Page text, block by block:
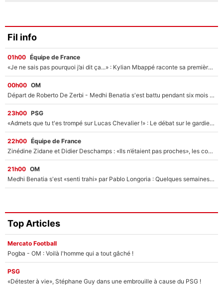
Fil info
01h00 Équipe de France
«Je ne sais pas pourquoi j’ai dit ça...» : Kylian Mbappé raconte sa première rencontre avec Zinédine Zidane (et c’est très drôle)
00h00 OM
Départ de Roberto De Zerbi - Medhi Benatia s'est battu pendant six mois pour le retenir à l'OM, le PSG a été le naufrage de trop : «Je pars avec toi»
23h00 PSG
«Admets que tu t'es trompé sur Lucas Chevalier !» : Le débat sur le gardien du PSG vire au clash à l'After Foot
22h00 Équipe de France
Zinédine Zidane et Didier Deschamps : «Ils n’étaient pas proches», les confidences d’un membre de l’équipe de France 1998 sur leur relation spéciale
21h00 OM
Medhi Benatia s'est «senti trahi» par Pablo Longoria : Quelques semaines après son départ, l'ancien directeur de football de l'OM règle ses comptes
Top Articles
Mercato Football
Pogba - OM : Voilà l'homme qui a tout gâché !
PSG
«Détester à vie», Stéphane Guy dans une embrouille à cause du PSG !